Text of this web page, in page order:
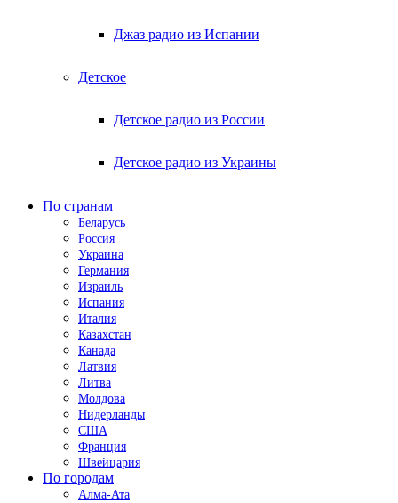
Джаз радио из Испании
Детское
Детское радио из России
Детское радио из Украины
По странам
Беларусь
Россия
Украина
Германия
Израиль
Испания
Италия
Казахстан
Канада
Латвия
Литва
Молдова
Нидерланды
США
Франция
Швейцария
По городам
Алма-Ата